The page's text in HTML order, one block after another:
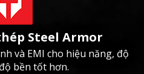
Steel Armor
và EMI cho hiệu năng, độ
bền tốt hơn.